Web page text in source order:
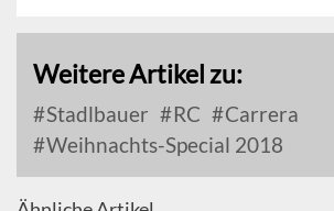
Weitere Artikel zu:
Stadlbauer RC
Carrera
Weihnachts-Special 2018